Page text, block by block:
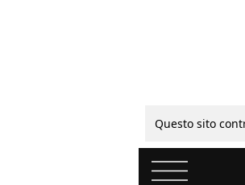
Questo sito
Vai al contenuto